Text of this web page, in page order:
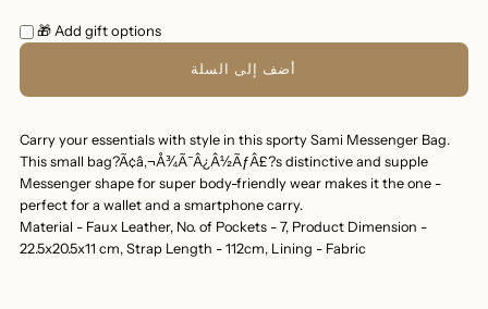
سامي
ماسنجر
لـ
سامي
ماسنجر
🎁 Add gift options
Carry your essentials with style in this sporty Sami Messenger Bag.
This small bag?Ã¢â‚¬Å¾Ã¯Â¿Â½ÃƒÂ£?s distinctive and supple
Messenger shape for super body-friendly wear makes it the one -
perfect for a wallet and a smartphone carry.
Material - Faux Leather, No. of Pockets - 7, Product Dimension -
22.5x20.5x11 cm, Strap Length - 112cm, Lining - Fabric